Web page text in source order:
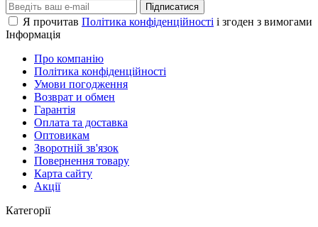
Підписатися
Я прочитав Політика конфіденційності і згоден з вимогами
Інформація
Про компанію
Політика конфіденційності
Умови погодження
Возврат и обмен
Гарантія
Оплата та доставка
Оптовикам
Зворотній зв'язок
Повернення товару
Карта сайту
Акції
Категорії